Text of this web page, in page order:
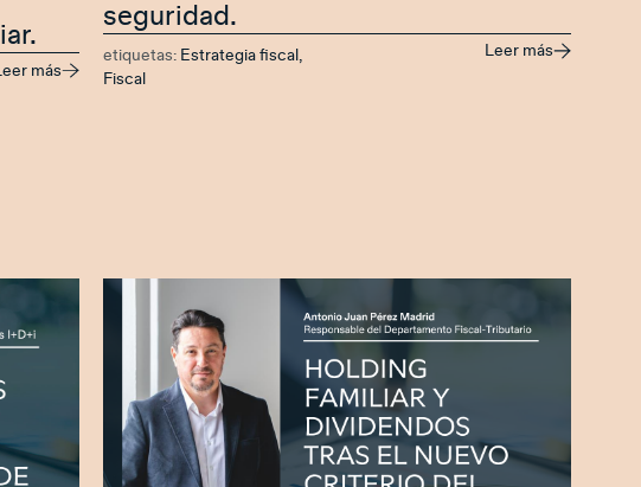
más
seguridad.
etiquetas: Estrategia fiscal
Fiscal
Leer más